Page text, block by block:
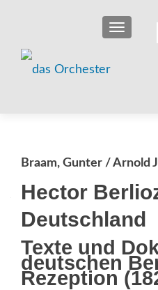
Braam, Gunter / Arnold
Hector
Deutschland
Texte und
deutschen
Rezeption